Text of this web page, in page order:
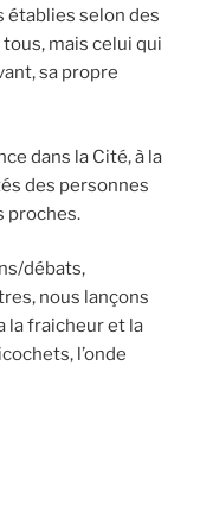
établies selon des
mais celui qui
sa propre
dans la Cité, à la
des personnes
proches.
débats,
nous lançons
la fraicheur et la
l’onde